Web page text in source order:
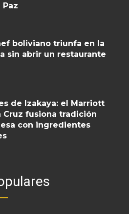
Paz
boliviano triunfa en la
sin abrir un restaurante
de Izakaya: el Marriott
Cruz fusiona tradición
con ingredientes